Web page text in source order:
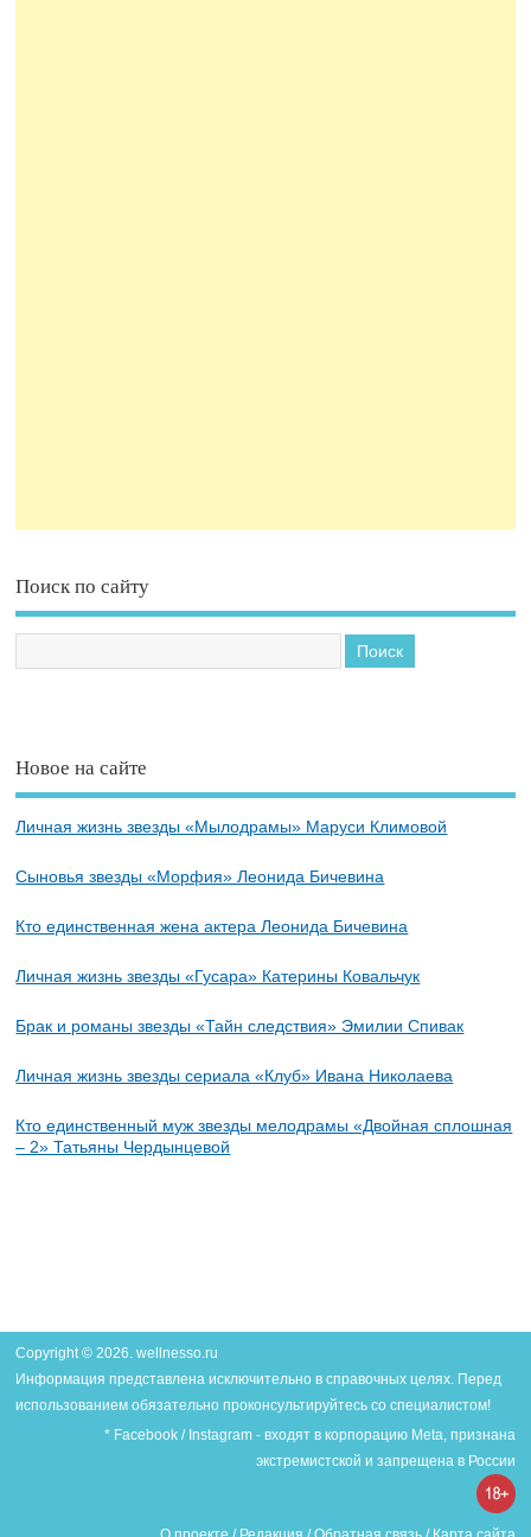
Поиск по сайту
Новое на сайте
Личная жизнь звезды «Мылодрамы» Маруси Климовой
Сыновья звезды «Морфия» Леонида Бичевина
Кто единственная жена актера Леонида Бичевина
Личная жизнь звезды «Гусара» Катерины Ковальчук
Брак и романы звезды «Тайн следствия» Эмилии Спивак
Личная жизнь звезды сериала «Клуб» Ивана Николаева
Кто единственный муж звезды мелодрамы «Двойная сплошная
– 2» Татьяны Чердынцевой
Copyright © 2026. wellnesso.ru
Информация представлена исключительно в справочных целях. Перед
использованием обязательно проконсультируйтесь со специалистом!
* Facebook / Instagram - входят в корпорацию Meta, признана
экстремистской и запрещена в России